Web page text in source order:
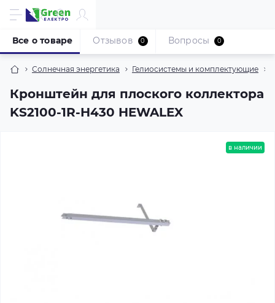
Солнечная энергетика Гелиосистемы и комплектующие
Кронштейн для плоского коллектора
KS2100-1R-H430 HEWALEX
Все о товаре Отзывов 0 Вопросы 0
в наличии